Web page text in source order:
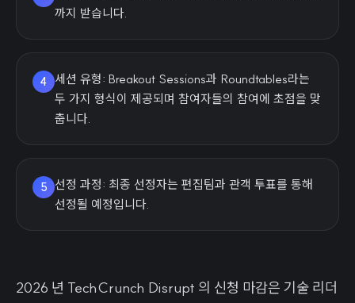
까지 받습니다.
4
세션 유형: Breakout Sessions과 Roundtables라는
두 가지 형식이 제공되며 참여자들의 참여에 초점을 맞
춥니다.
5 선정 과정: 최종 선정자는 편집팀과 관객 투표를 통해
선정될 예정입니다.
2026 년 TechCrunch Disrupt 의 신청 마감은 기술 리더